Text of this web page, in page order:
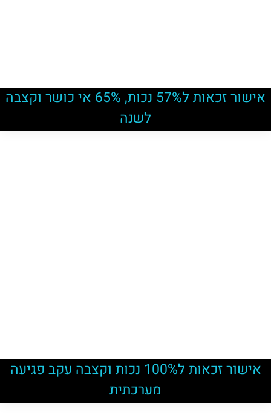
אישור זכאות ל57% נכות, 65% אי כושר וקצבה
לשנה
אישור זכאות ל100% נכות וקצבה עקב פגיעה
מערכתית